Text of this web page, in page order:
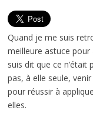
Quand je me suis
meilleure astuce
suis dit que ce n’était
pas, à elle seule,
pour réussir à
elles.